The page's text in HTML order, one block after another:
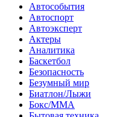
Автособытия
Автоспорт
Автоэксперт
Актеры
Аналитика
Баскетбол
Безопасность
Безумный мир
Биатлон/Лыжи
Бокс/MMA